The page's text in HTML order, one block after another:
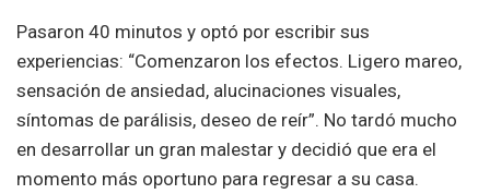
Pasaron 40 minutos y optó por escribir sus
experiencias: “Comenzaron los efectos. Ligero mareo,
sensación de ansiedad, alucinaciones visuales,
síntomas de parálisis, deseo de reír”. No tardó mucho
en desarrollar un gran malestar y decidió que era el
momento más oportuno para regresar a su casa.